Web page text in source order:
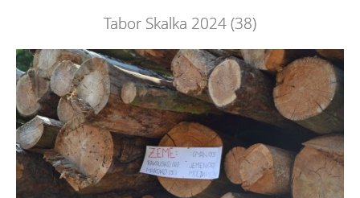
Tabor Skalka 2024 (38)